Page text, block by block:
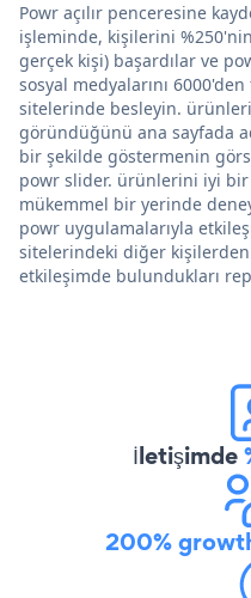
Powr açılır penceresine
işleminde, kişilerini
gerçek kişi) başardılar ve
sosyal medyalarını
sitelerinde besleyin.
göründüğünü ana sayfada
bir şekilde göstermenin
powr slider. ürünlerini iyi
mükemmel bir yerinde
powr uygulamalarıyla
sitelerindeki diğer
etkileşimde bulundukları
İletişimde
200%